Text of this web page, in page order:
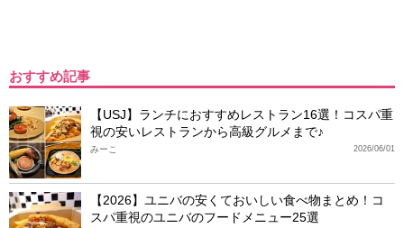
おすすめ記事
【USJ】ランチにおすすめレストラン16選！コスパ重
視の安いレストランから高級グルメまで♪
2026/06/01
みーこ
【2026】ユニバの安くておいしい食べ物まとめ！コ
スパ重視のユニバのフードメニュー25選